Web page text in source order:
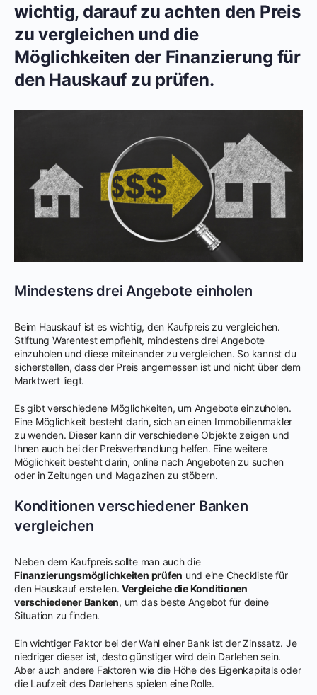
wichtig, darauf zu achten den Preis
zu vergleichen und die
Möglichkeiten der Finanzierung für
den Hauskauf zu prüfen.
Mindestens drei Angebote einholen
Beim Hauskauf ist es wichtig, den Kaufpreis zu vergleichen.
Stiftung Warentest empfiehlt, mindestens drei Angebote
einzuholen und diese miteinander zu vergleichen. So kannst du
sicherstellen, dass der Preis angemessen ist und nicht über dem
Marktwert liegt.
Es gibt verschiedene Möglichkeiten, um Angebote einzuholen.
Eine Möglichkeit besteht darin, sich an einen Immobilienmakler
zu wenden. Dieser kann dir verschiedene Objekte zeigen und
Ihnen auch bei der Preisverhandlung helfen. Eine weitere
Möglichkeit besteht darin, online nach Angeboten zu suchen
oder in Zeitungen und Magazinen zu stöbern.
Konditionen verschiedener Banken
vergleichen
Neben dem Kaufpreis sollte man auch die
Finanzierungsmöglichkeiten prüfen und eine Checkliste für
den Hauskauf erstellen.Vergleiche die Konditionen
verschiedener Banken, um das beste Angebot für deine
Situation zu finden.
Ein wichtiger Faktor bei der Wahl einer Bank ist der Zinssatz. Je
niedriger dieser ist, desto günstiger wird dein Darlehen sein.
Aber auch andere Faktoren wie die Höhe des Eigenkapitals oder
die Laufzeit des Darlehens spielen eine Rolle.